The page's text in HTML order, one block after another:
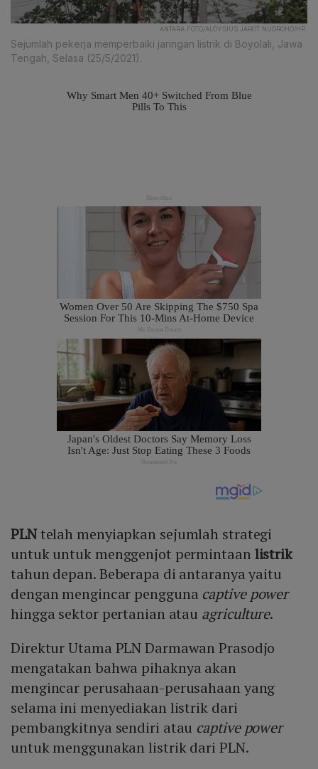
ANTARA FOTO/ALOYSIUS JAROT NUGROHO/HP.
Sejumlah pekerja memperbaiki jaringan listrik di Boyolali, Jawa
Tengah, Selasa (25/5/2021).
PLNtelah menyiapkan sejumlah strategi
untuk untuk menggenjot permintaan listrik
tahun depan. Beberapa di antaranya yaitu
dengan mengincar pengguna captive power
hingga sektor pertanian atau agriculture.
Direktur Utama PLN Darmawan Prasodjo
mengatakan bahwa pihaknya akan
mengincar perusahaan-perusahaan yang
selama ini menyediakan listrik dari
pembangkitnya sendiri atau captive power
untuk menggunakan listrik dari PLN.